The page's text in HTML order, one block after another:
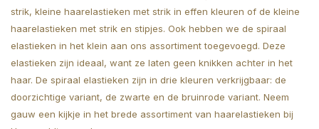
strik, kleine haarelastieken met strik in effen kleuren of de kleine
haarelastieken met strik en stipjes. Ook hebben we de spiraal
elastieken in het klein aan ons assortiment toegevoegd. Deze
elastieken zijn ideaal, want ze laten geen knikken achter in het
haar. De spiraal elastieken zijn in drie kleuren verkrijgbaar: de
doorzichtige variant, de zwarte en de bruinrode variant. Neem
gauw een kijkje in het brede assortiment van haarelastieken bij